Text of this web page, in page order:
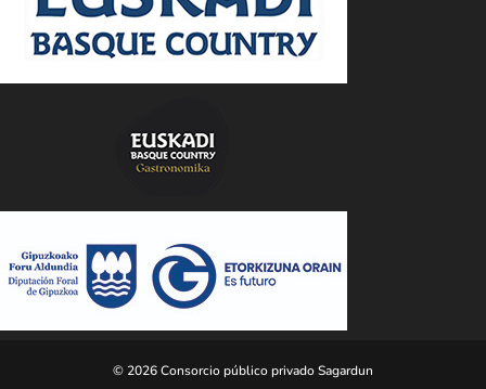
© 2026 Consorcio público privado Sagardun